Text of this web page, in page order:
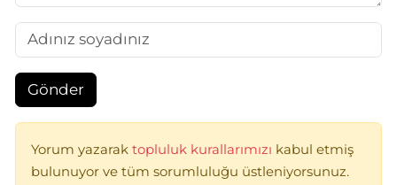
Gönder
Yorum yazarak topluluk kurallarımızı kabul etmiş
bulunuyor ve tüm sorumluluğu üstleniyorsunuz.